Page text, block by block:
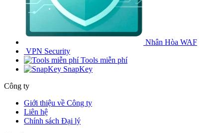
Nhân Hòa WAF
VPN Security
Tools miễn phí
SnapKey
Công ty
Giới thiệu về Công ty
Liên hệ
Chính sách Đại lý